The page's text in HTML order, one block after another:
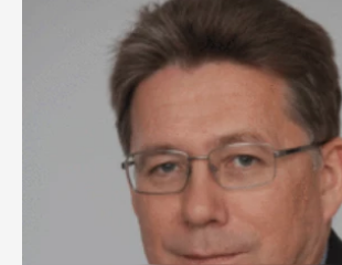
АО «ПравоТех»